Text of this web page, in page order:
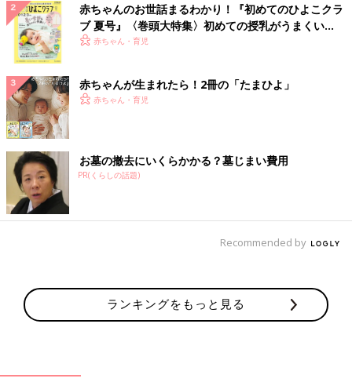
赤ちゃんのお世話まるわかり！『初めてのひよこクラ
ブ 夏号』〈巻頭大特集〉初めての授乳がうまくい
く！ おっぱい・ミルクの基本と夏のトラブル 解決テ
赤ちゃん・育児
赤ちゃんが生まれたら！2冊の「たまひよ」
赤ちゃん・育児
お墓の撤去にいくらかかる？墓じまい費用
PR(くらしの話題)
Recommended by
ランキングをもっと見る